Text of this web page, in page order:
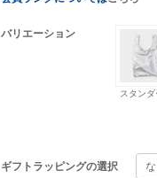
バリエーション
スタンダ
ギフトラッピングの選択